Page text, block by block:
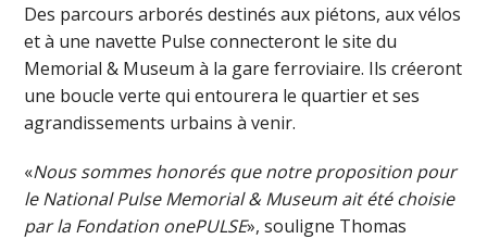
Des parcours arborés destinés aux piétons, aux vélos
et à une navette Pulse connecteront le site du
Memorial & Museum à la gare ferroviaire. Ils créeront
une boucle verte qui entourera le quartier et ses
agrandissements urbains à venir.
«Nous sommes honorés que notre proposition pour
le National Pulse Memorial & Museum ait été choisie
par la Fondation onePULSE», souligne Thomas